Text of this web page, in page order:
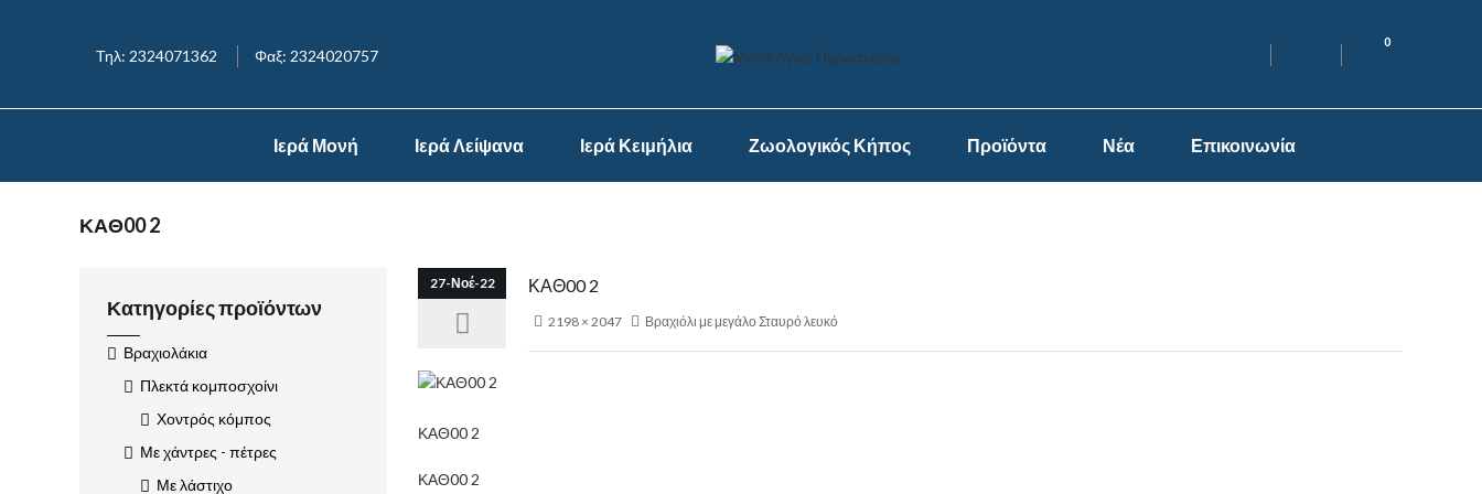
Τηλ: 2324071362 Φαξ: 2324020757
0
Ιερά Μονή Ιερά Λείψανα Ιερά Κειμήλια Ζωολογικός Κήπος Προϊόντα Νέα Επικοινωνία
ΚΑΘ00 2
27-Νοέ-22 ΚΑΘ00 2
2198 × 2047 Βραχιόλι με μεγάλο Σταυρό λευκό
ΚΑΘ00 2
ΚΑΘ00 2
Κατηγορίες προϊόντων
Βραχιολάκια
Πλεκτά κομποσχοίνι
Χοντρός κόμπος
Με χάντρες - πέτρες
Με λάστιχο